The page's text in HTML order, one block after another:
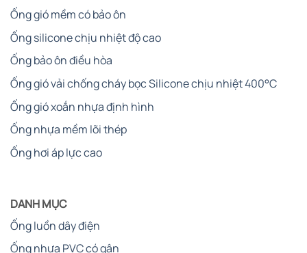
Ống gió mềm có bảo ôn
Ống silicone chịu nhiệt độ cao
Ống bảo ôn điều hòa
Ống gió vải chống cháy bọc Silicone chịu nhiệt 400°C
Ống gió xoắn nhựa định hình
Ống nhựa mềm lõi thép
Ống hơi áp lực cao
DANH MỤC
Ống luồn dây điện
Ống nhựa PVC có gân